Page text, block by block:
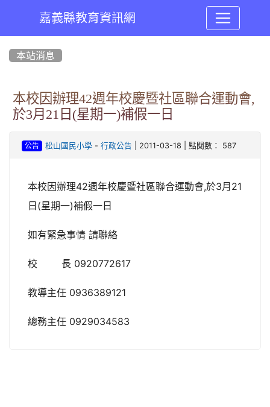
嘉義縣教育資訊網
本站消息
本校因辦理42週年校慶暨社區聯合運動會,
於3月21日(星期一)補假一日
公告 松山國民小學- 行政公告 | 2011-03-18 | 點閱數： 587
本校因辦理42週年校慶暨社區聯合運動會,於3月21
日(星期一)補假一日
如有緊急事情 請聯絡
校 長 0920772617
教導主任 0936389121
總務主任 0929034583